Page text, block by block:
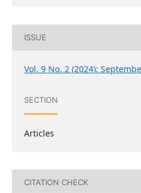
ISSUE
Vol. 9 No. 2 (2024):
SECTION
Articles
CITATION CHECK